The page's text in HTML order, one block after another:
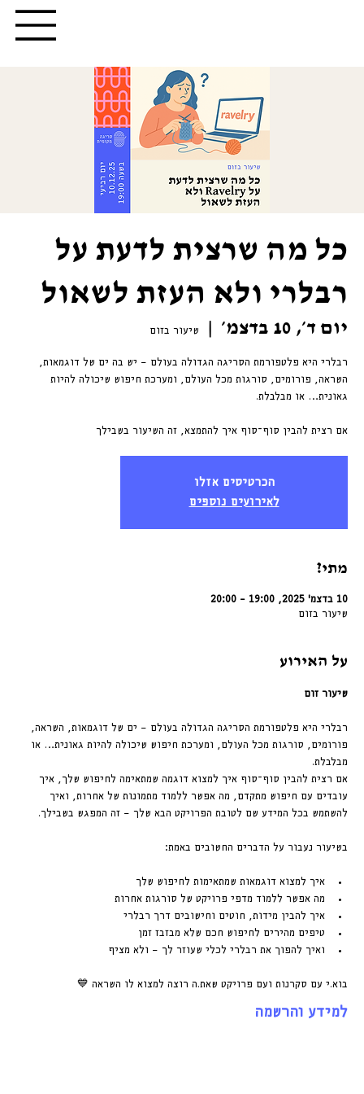
כל מה שרצית לדעת על
רבלרי ולא העזת לשאול
יום ד׳, 10 בדצמ׳
  |
שיעור בזום
רבלרי היא פלטפורמת הסריגה הגדולה בעולם — יש בה ים של דוגמאות,
השראה, פורומים, סורגות מכל העולם, ומערכת חיפוש שיכולה להיות
אם רצית להבין סוף־סוף איך להתמצא, זה השיעור בשבילך
הכרטיסים אזלו
לאירועים נוספים
מתי?
10 בדצמ׳ 2025, 19:00 – 20:00
שיעור בזום
על האירוע
שיעור זום
רבלרי היא פלטפורמת הסריגה הגדולה בעולם — ים של דוגמאות, השראה,
פורומים, סורגות מכל העולם, ומערכת חיפוש שיכולה להיות גאונית… או
מבלבלת.
אם רצית להבין סוף־סוף איך למצוא דוגמה שמתאימה לחיפוש שלך, איך
עובדים עם חיפוש מתקדם, מה אפשר ללמוד מתמונות של אחרות, ואיך
להשתמש בכל המידע שם לטובת הפרויקט הבא שלך — זה המפגש בשבילך.
בשיעור נעבור על הדברים החשובים באמת:
איך למצוא דוגמאות שמתאימות לחיפוש שלך
מה אפשר ללמוד מדפי פרויקט של סורגות אחרות
איך להבין מידות, חוטים וחישובים דרך רבלרי
טיפים מהירים לחיפוש חכם שלא מבזבז זמן
ואיך להפוך את רבלרי לכלי שעוזר לך — ולא מציף
בוא.י עם סקרנות ועם פרויקט שאת.ה רוצה למצוא לו השראה 💙
למידע והרשמה